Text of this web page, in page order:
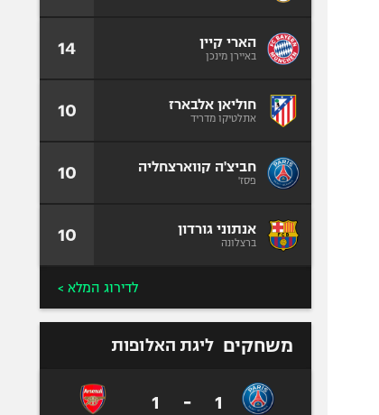
הארי קיין
באיירן מינכן 14
חוליאן אלבארז
אתלטיקו מדריד 10
חביצ'ה קווארצחליה
פסז' 10
אנתוני גורדון
ברצלונה 10
לדירוג המלא >
משחקים ליגת האלופות
1
-
1